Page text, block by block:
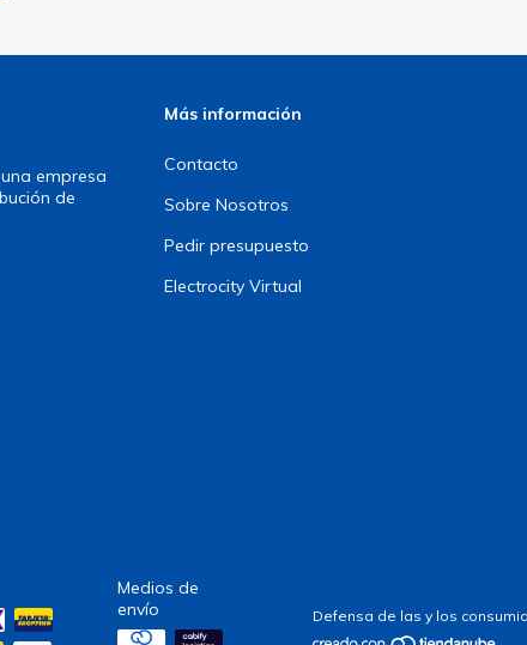
empresa
de
Más información
Contacto
Sobre Nosotros
Pedir presupuesto
Electrocity Virtual
Medios de
envío
Defensa de las y los